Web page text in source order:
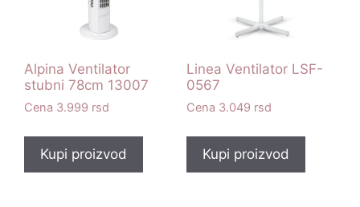
Alpina Ventilator
stubni 78cm 13007
3.999 rsd
Kupi proizvod
Linea Ventilator LSF-
0567
3.049 rsd
Kupi proizvod